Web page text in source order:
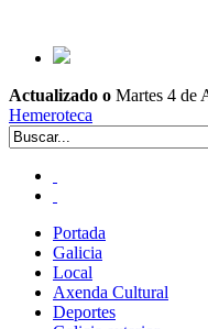
Actualizado o Martes 4 de
Hemeroteca
Portada
Galicia
Local
Axenda Cultural
Deportes